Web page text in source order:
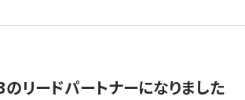
リードパートナーになりました